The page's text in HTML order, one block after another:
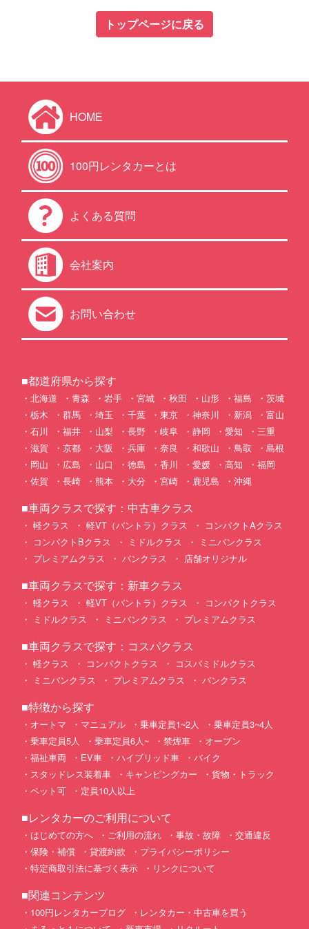
トップページに戻る
HOME
100円レンタカーとは
よくある質問
会社案内
お問い合わせ
■都道府県から探す
北海道 青森 岩手 宮城 秋田 山形 福島
茨城
栃木
群馬 埼玉 千葉 東京 神奈川 新潟
富山
石川
福井 山梨 長野 岐阜 静岡 愛知
三重
滋賀
京都 大阪 兵庫 奈良 和歌山 鳥取
島根
岡山
広島 山口 徳島 香川 愛媛 高知
福岡
佐賀
長崎 熊本 大分 宮崎 鹿児島 沖縄
■車両クラスで探す：中古車クラス
軽クラス 軽VT（バントラ）クラス
コンパクトAクラス
コンパクトBクラス
ミドルクラス
ミニバンクラス
プレミアムクラス
バンクラス 店舗オリジナル
■車両クラスで探す：新車クラス
軽クラス 軽VT（バントラ）クラス
コンパクトクラス
ミドルクラス
ミニバンクラス プレミアムクラス
■車両クラスで探す：コスパクラス
軽クラス コンパクトクラス
コスパミドルクラス
ミニバンクラス
プレミアムクラス バンクラス
■特徴から探す
オートマ マニュアル 乗車定員1~2人
乗車定員3~4人
乗車定員5人
乗車定員6人~ 禁煙車
オープン
福祉車両
EV車 ハイブリッド車
バイク
スタッドレス装着車
キャンピングカー
貨物・トラック
ペット可
定員10人以上
■レンタカーのご利用について
はじめての方へ ご利用の流れ 事故・故障
交通違反
保険・補償
貸渡約款
プライバシーポリシー
特定商取引法に基づく表示
リンクについて
■関連コンテンツ
100円レンタカーブログ
レンタカー・中古車を買う